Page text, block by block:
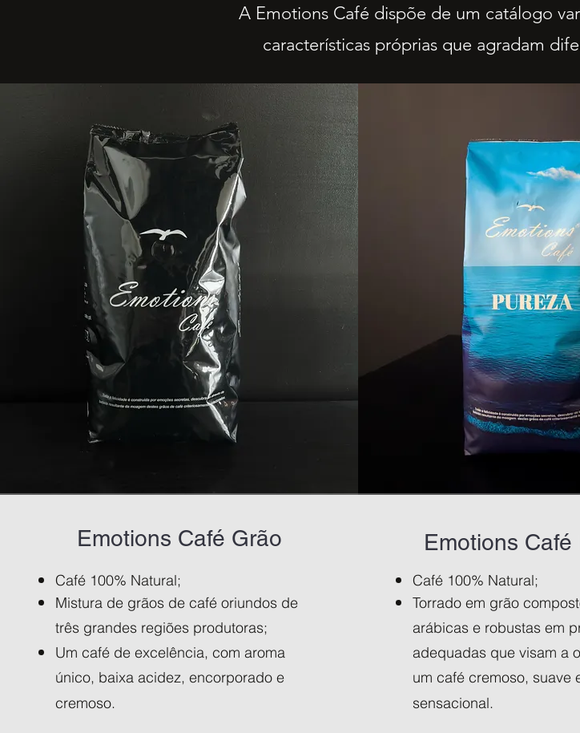
A Emotions Café dispõe de um catálogo
características próprias que agradam
Emotions Café Grão
Café 100% Natural;
Mistura de grãos de café oriundos de
três grandes regiões produtoras;
Um café de excelência, com aroma
único, baixa acidez, encorporado e
cremoso.​
Emotions Café
Café 100% Natural;
Torrado em grão
arábicas e robustas em
adequadas que visam a
um café cremoso, suave
sensacional.